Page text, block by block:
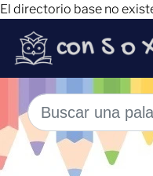
El directorio base no